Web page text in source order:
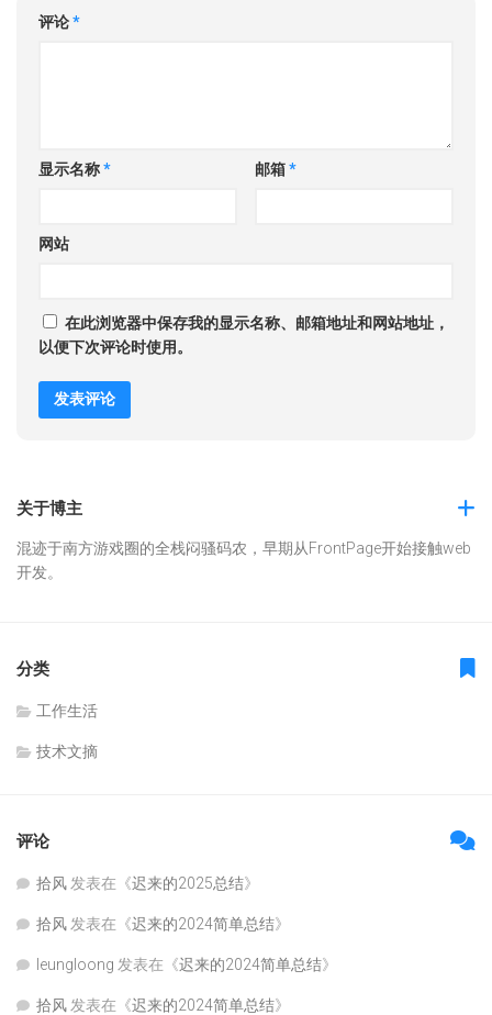
评论*
显示名称* 邮箱*
网站
在此浏览器中保存我的显示名称、邮箱地址和网站地址，
以便下次评论时使用。
关于博主
混迹于南方游戏圈的全栈闷骚码农，早期从FrontPage开始接触web
开发。
分类
工作生活
技术文摘
评论
拾风 发表在《迟来的2025总结》
拾风 发表在《迟来的2024简单总结》
leungloong 发表在《迟来的2024简单总结》
拾风 发表在《迟来的2024简单总结》